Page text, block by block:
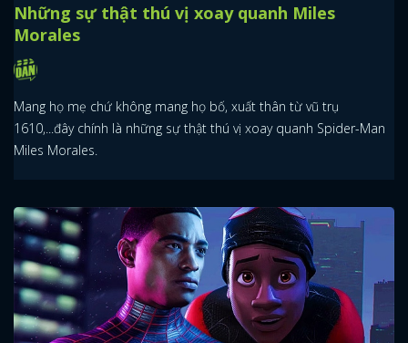
Những sự thật thú vị xoay quanh Miles
Morales
Mang họ mẹ chứ không mang họ bố, xuất thân từ vũ trụ
1610,...đây chính là những sự thật thú vị xoay quanh Spider-Man
Miles Morales.